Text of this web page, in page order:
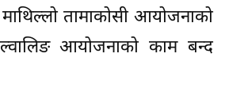
तामाकोसी आयोजनाको
आयोजनाको काम बन्द